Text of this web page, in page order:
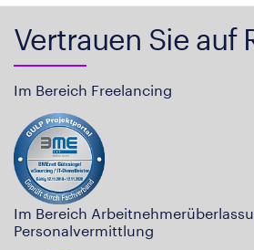
Vertrauen Sie auf
Im Bereich Freelancing
Im Bereich
Personalvermittlung